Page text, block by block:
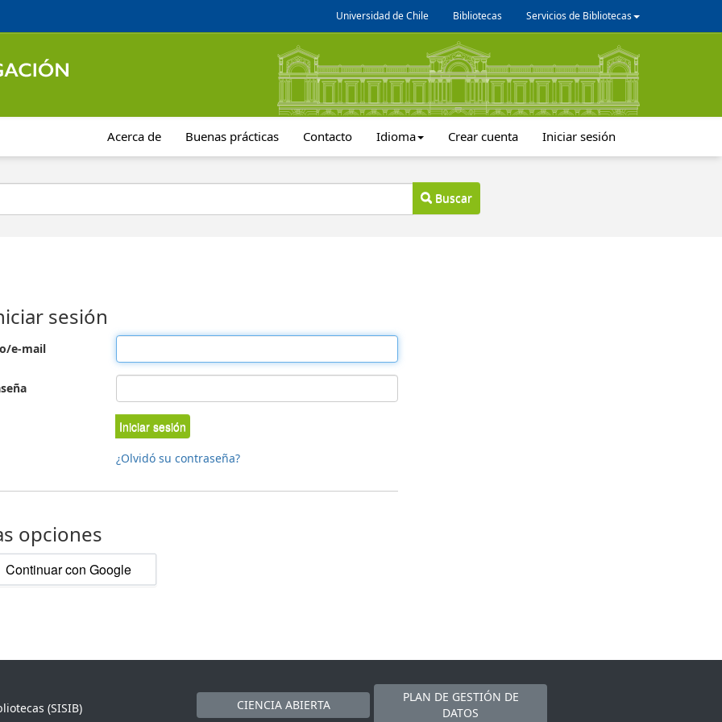
Universidad de Chile Bibliotecas Servicios de Bibliotecas
Acerca de Buenas prácticas Contacto Idioma Crear cuenta Iniciar sesión
Buscar
sesión
e-mail
Iniciar sesión
¿Olvidó su contraseña?
opciones
Continuar con Google
(SISIB)
CIENCIA ABIERTA
PLAN DE GESTIÓN DE
DATOS